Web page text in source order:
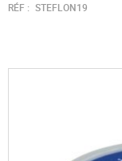
RÉF : STEFLON19
Passer